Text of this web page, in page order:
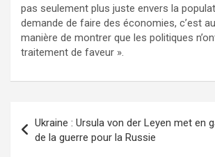
pas seulement plus juste envers la
demande de faire des économies, c’est
manière de montrer que les politiques
traitement de faveur ».
Ukraine : Ursula von der Leyen met en
de la guerre pour la Russie